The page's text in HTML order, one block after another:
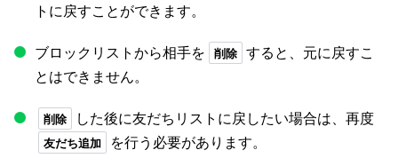
トに戻すことができます。
ブロックリストから相手を 削除 すると、元に戻すこ
とはできません。
削除 した後に友だちリストに戻したい場合は、再度
友だち追加 を行う必要があります。